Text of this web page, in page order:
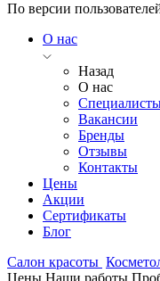
По версии
О нас
Назад
О нас
Вакансии
Бренды
Отзывы
Контакты
Цены
Акции
Сертификаты
Блог
Салон красоты
Цены Наши работы